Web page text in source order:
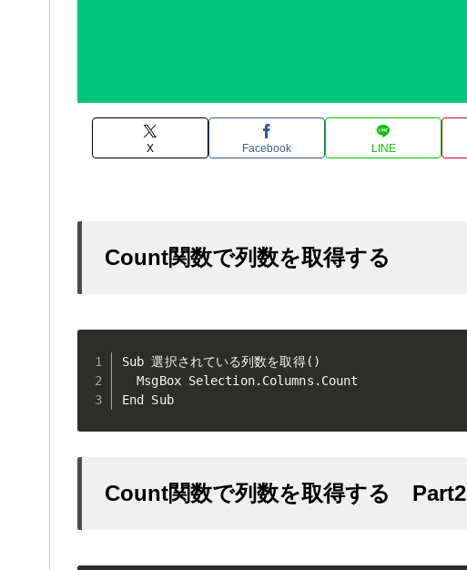
X Facebook LINE
Count関数で列数を取得する
Sub 選択されている列数を取得()
  MsgBox Selection.Columns.Count
End Sub
Count関数で列数を取得する Part2